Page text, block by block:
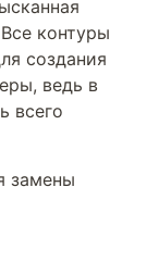
контуры
создания
ведь в
всего
замены